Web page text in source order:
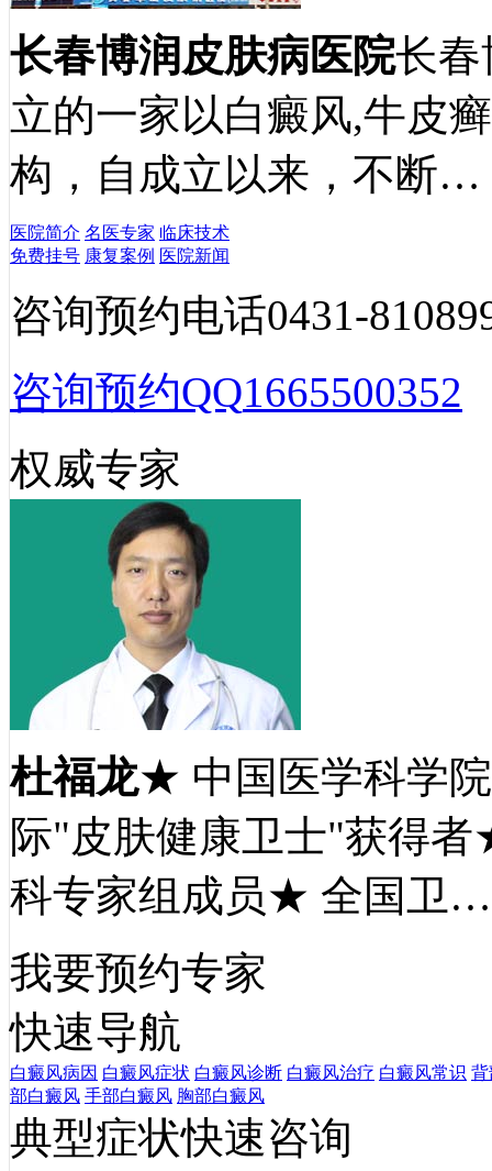
长春博润皮肤病医院长春
立的一家以白癜风,牛皮
构，自成立以来，不断…
医院简介 名医专家 临床技术
免费挂号 康复案例 医院新闻
咨询预约电话0431-
咨询预约QQ1665500352
权威专家
杜福龙★ 中国医学科学
际"皮肤健康卫士"获得
科专家组成员★ 全国卫
我要预约专家
快速导航
白癜风病因 白癜风症状 白癜风诊断 白癜风治疗 白癜风常识 背
部白癜风 手部白癜风 胸部白癜风
典型症状快速咨询